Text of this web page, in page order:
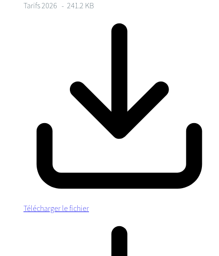
Tarifs 2026 - 241.2 KB
Télécharger le fichier